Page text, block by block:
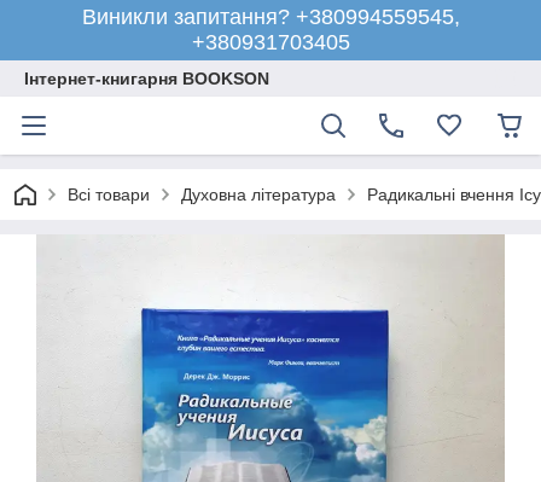
Виникли запитання? +380994559545,
+380931703405
Інтернет-книгарня BOOKSON
Всі товари Духовна література Радикальні вчення